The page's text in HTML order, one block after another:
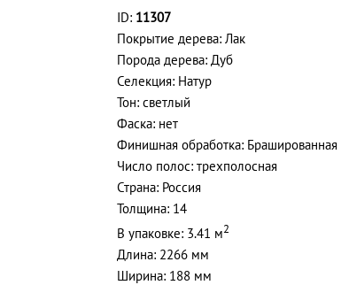
ID: 11307
Покрытие дерева: Лак
Порода дерева: Дуб
Селекция: Натур
Тон: светлый
Фаска: нет
Финишная обработка: Брашированная
Число полос: трехполосная
Страна: Россия
Толщина: 14
В упаковке: 3.41 м2
Длина: 2266 мм
Ширина: 188 мм